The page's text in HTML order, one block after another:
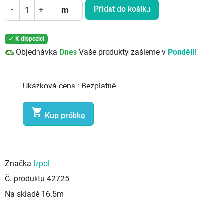
- + m Přidat do košíku
 K dispozici
Objednávka Dnes Vaše produkty zašleme v Pondělí!
Ukázková cena : Bezplatně
 Kup próbkę
Značka Izpol
Č. produktu 42725
Na skladě 16.5m